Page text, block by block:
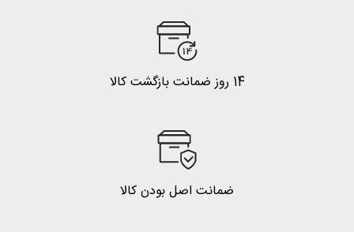
14 روز ضمانت بازگشت کالا
ضمانت اصل بودن کالا